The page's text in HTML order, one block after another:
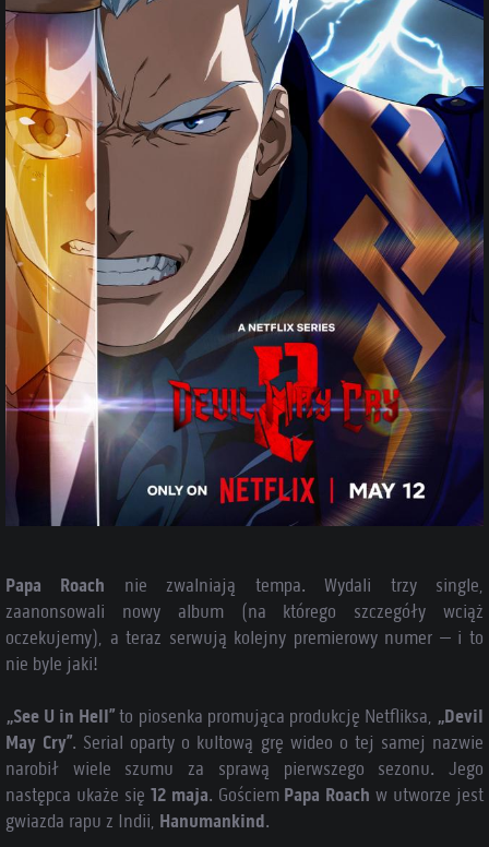
Papa Roach nie zwalniają tempa. Wydali trzy single,
zaanonsowali nowy album (na którego szczegóły wciąż
oczekujemy), a teraz serwują kolejny premierowy numer – i to
nie byle jaki!
„See U in Hell”to piosenka promująca produkcję Netfliksa, „Devil
May Cry”. Serial oparty o kultową grę wideo o tej samej nazwie
narobił wiele szumu za sprawą pierwszego sezonu. Jego
następca ukaże się 12 maja. Gościem Papa Roachw utworze jest
gwiazda rapu z Indii, Hanumankind.